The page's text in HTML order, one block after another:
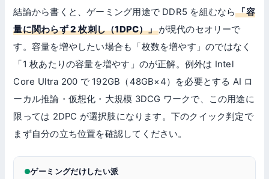
結論から書くと、ゲーミング用途で DDR5 を組むなら「容
量に関わらず 2 枚刺し（1DPC）」が現代のセオリーで
す。容量を増やしたい場合も「枚数を増やす」のではなく
「1 枚あたりの容量を増やす」のが正解。例外は Intel
Core Ultra 200 で 192GB（48GB×4）を必要とする AI ロ
ーカル推論・仮想化・大規模 3DCG ワークで、この用途に
限っては 2DPC が選択肢になります。下のクイック判定で
まず自分の立ち位置を確認してください。
ゲーミングだけしたい派